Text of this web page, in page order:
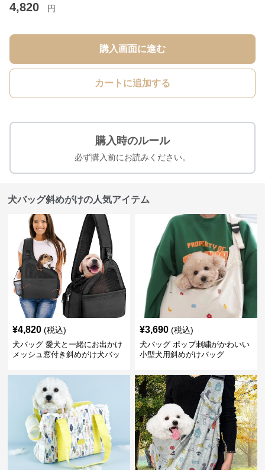
4,820 円
購入画面に進む
カートに追加する
購入時のルール
必ず購入前にお読みください。
犬バッグ斜めがけの人気アイテム
¥4,820 (税込)
犬バッグ 愛犬と一緒にお出かけ
メッシュ窓付き斜めがけ犬バッ
¥3,690 (税込)
犬バッグ ポップ刺繍がかわいい
小型犬用斜めがけバッグ